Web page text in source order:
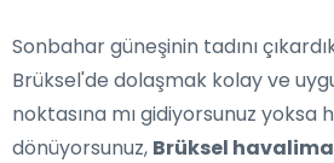
Sonbahar güneşinin tadını
Brüksel'de dolaşmak kolay ve
noktasına mı gidiyorsunuz yoksa
dönüyorsunuz, Brüksel